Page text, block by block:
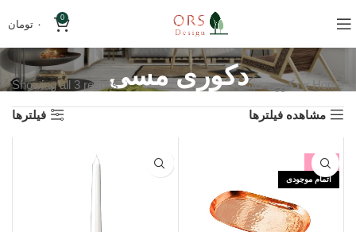
0
۰ تومان
دکوری مسی Home
»دکوری مسی Showing all 3 results
مشاهده فیلترها فیلترها
-10%
اتمام موجودی